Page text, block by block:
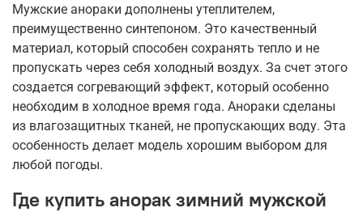
Мужские анораки дополнены утеплителем,
преимущественно синтепоном. Это качественный
материал, который способен сохранять тепло и не
пропускать через себя холодный воздух. За счет этого
создается согревающий эффект, который особенно
необходим в холодное время года. Анораки сделаны
из влагозащитных тканей, не пропускающих воду. Эта
особенность делает модель хорошим выбором для
любой погоды.
Где купить анорак зимний мужской